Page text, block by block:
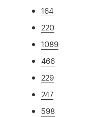
164
220
1089
466
229
247
598